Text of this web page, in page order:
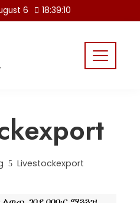
6 18:39:11
Livestockexport